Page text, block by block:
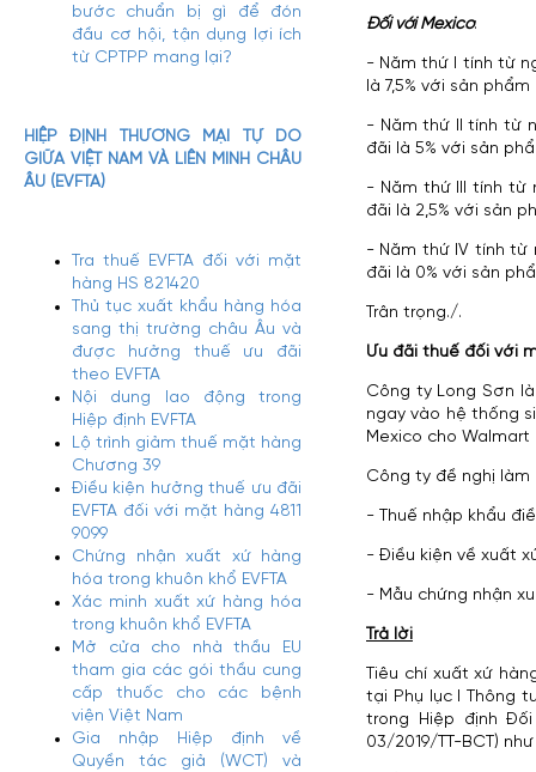
bước chuẩn bị gì để đón
đầu cơ hội, tận dụng lợi ích
từ CPTPP mang lại?
HIỆP ĐỊNH THƯƠNG MẠI TỰ DO
GIỮA VIỆT NAM VÀ LIÊN MINH CHÂU
ÂU (EVFTA)
Tra thuế EVFTA đối với mặt
hàng HS 821420
Thủ tục xuất khẩu hàng hóa
sang thị trường châu Âu và
được hưởng thuế ưu đãi
theo EVFTA
Nội dung lao động trong
Hiệp định EVFTA
Lộ trình giảm thuế mặt hàng
Chương 39
Điều kiện hưởng thuế ưu đãi
EVFTA đối với mặt hàng 4811
9099
Chứng nhận xuất xứ hàng
hóa trong khuôn khổ EVFTA
Xác minh xuất xứ hàng hóa
trong khuôn khổ EVFTA
Mở cửa cho nhà thầu EU
tham gia các gói thầu cung
cấp thuốc cho các bệnh
viện Việt Nam
Gia nhập Hiệp định về
Quyền tác giả (WCT) và
Đối với Mexico:
- Năm thứ I tính từ
là 7,5% với sản
- Năm thứ II tính từ
đãi là 5% với sản
- Năm thứ III tính từ
đãi là 2,5% với sản
- Năm thứ IV tính từ
đãi là 0% với sản
Trân trọng./.
Ưu đãi thuế đối với
Công ty Long Sơn
ngay vào hệ thống
Mexico cho
Công ty đề nghị làm
- Thuế nhập khẩu
- Điều kiện về xuất
- Mẫu chứng nhận
Trả lời
Tiêu chí xuất xứ
tại Phụ lục I Thông
trong Hiệp định
03/2019/TT-BCT)